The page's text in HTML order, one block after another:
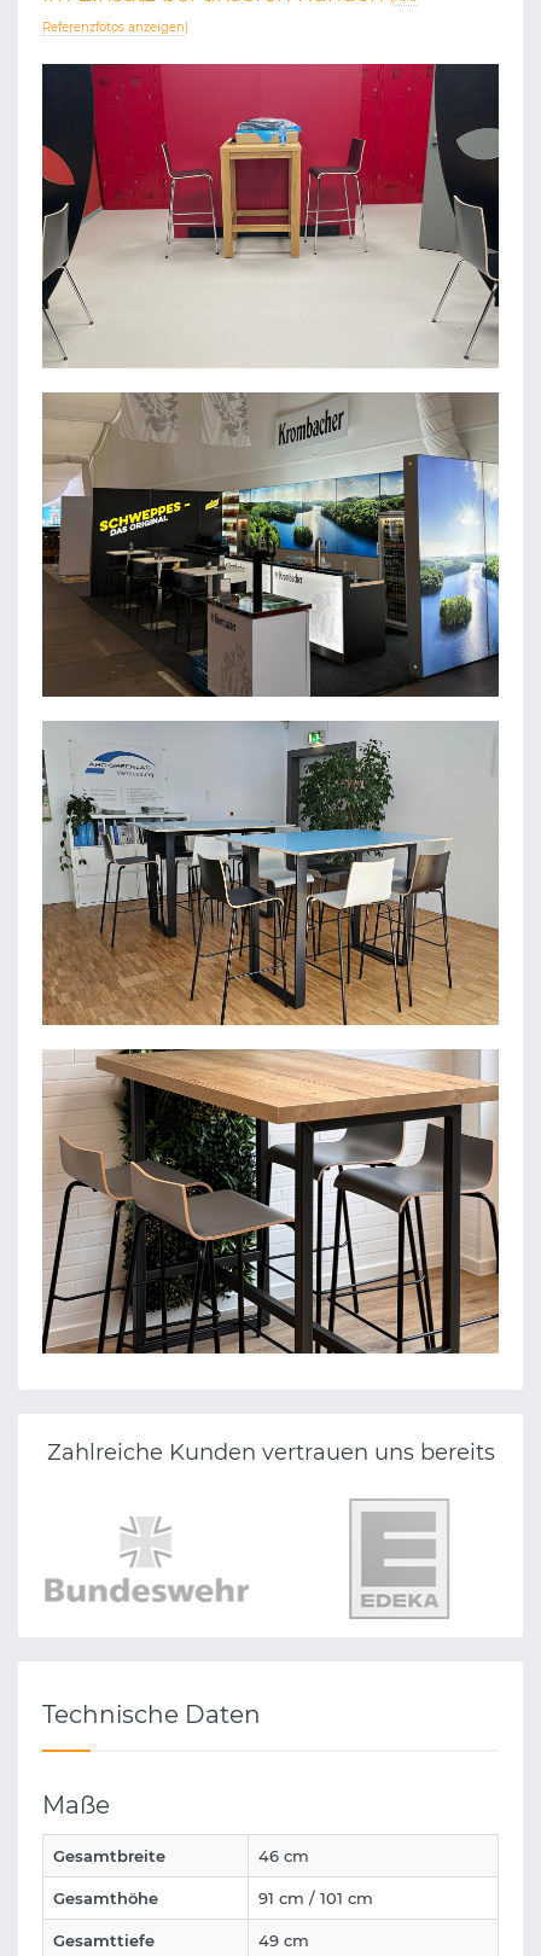
Referenzfotos anzeigen)
STADT BORKEN
KROMBACHER BRAUEREI
ARC-GREENLAB GMBH
Zahlreiche Kunden vertrauen uns bereits
Technische Daten
Maße
Gesamtbreite 46 cm
Gesamthöhe 91 cm / 101 cm
Gesamttiefe 49 cm